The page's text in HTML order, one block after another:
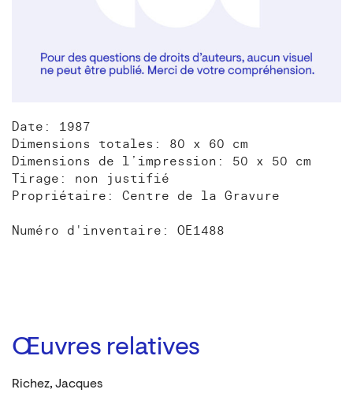
Date: 1987
Dimensions totales: 80 x 60 cm
Dimensions de l’impression: 50 x 50 cm
Tirage: non justifié
Propriétaire: Centre de la Gravure
Numéro d'inventaire: OE1488
Œuvres relatives
Richez, Jacques